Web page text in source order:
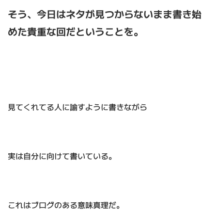
そう、今日はネタが見つからないまま書き始
めた貴重な回だということを。
見てくれてる人に諭すように書きながら
実は自分に向けて書いている。
これはブログのある意味真理だ。